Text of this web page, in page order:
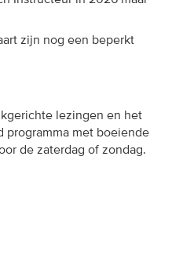
zijn nog een beperkt
lezingen en het
programma met boeiende
de zaterdag of zondag.